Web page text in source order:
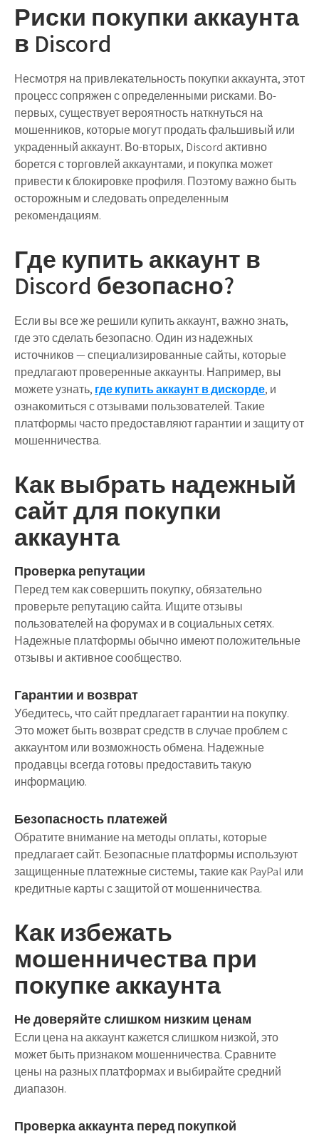
Риски покупки аккаунта
в Discord
Несмотря на привлекательность покупки аккаунта, этот
процесс сопряжен с определенными рисками. Во-
первых, существует вероятность наткнуться на
мошенников, которые могут продать фальшивый или
украденный аккаунт. Во-вторых, Discord активно
борется с торговлей аккаунтами, и покупка может
привести к блокировке профиля. Поэтому важно быть
осторожным и следовать определенным
рекомендациям.
Где купить аккаунт в
Discord безопасно?
Если вы все же решили купить аккаунт, важно знать,
где это сделать безопасно. Один из надежных
источников — специализированные сайты, которые
предлагают проверенные аккаунты. Например, вы
можете узнать, где купить аккаунт в дискорде, и
ознакомиться с отзывами пользователей. Такие
платформы часто предоставляют гарантии и защиту от
мошенничества.
Как выбрать надежный
сайт для покупки
аккаунта
Проверка репутации
Перед тем как совершить покупку, обязательно
проверьте репутацию сайта. Ищите отзывы
пользователей на форумах и в социальных сетях.
Надежные платформы обычно имеют положительные
отзывы и активное сообщество.
Гарантии и возврат
Убедитесь, что сайт предлагает гарантии на покупку.
Это может быть возврат средств в случае проблем с
аккаунтом или возможность обмена. Надежные
продавцы всегда готовы предоставить такую
информацию.
Безопасность платежей
Обратите внимание на методы оплаты, которые
предлагает сайт. Безопасные платформы используют
защищенные платежные системы, такие как PayPal или
кредитные карты с защитой от мошенничества.
Как избежать
мошенничества при
покупке аккаунта
Не доверяйте слишком низким ценам
Если цена на аккаунт кажется слишком низкой, это
может быть признаком мошенничества. Сравните
цены на разных платформах и выбирайте средний
диапазон.
Проверка аккаунта перед покупкой